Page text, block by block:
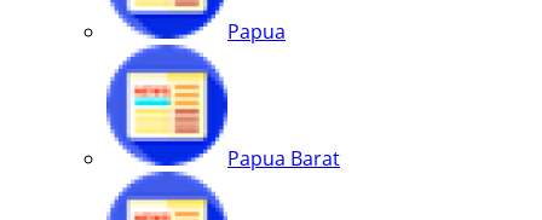
Papua
Papua Barat